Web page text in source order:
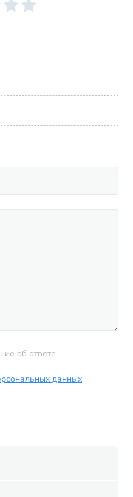
об ответе
данных